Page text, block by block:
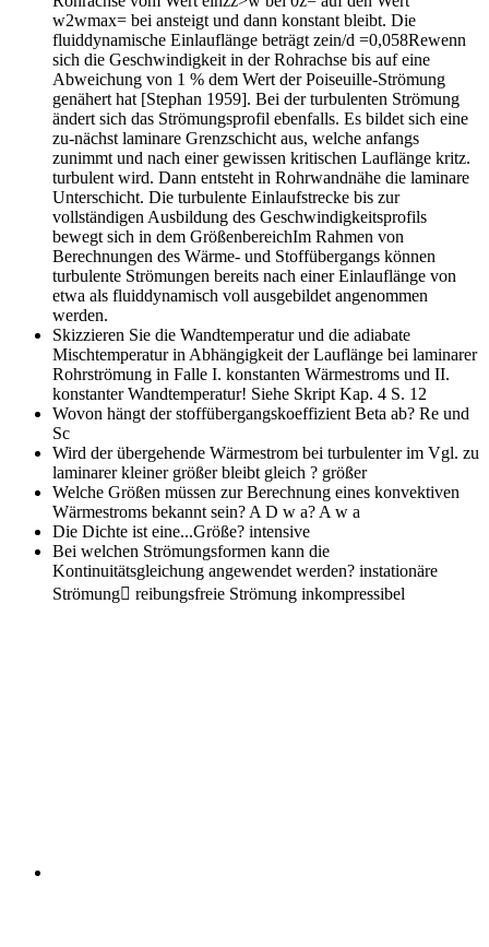
w2wmax= bei ansteigt und dann konstant bleibt. Die
fluiddynamische Einlauflänge beträgt zein/d =0,058Rewenn
sich die Geschwindigkeit in der Rohrachse bis auf eine
Abweichung von 1 % dem Wert der Poiseuille-Strömung
genähert hat [Stephan 1959]. Bei der turbulenten Strömung
ändert sich das Strömungsprofil ebenfalls. Es bildet sich eine
zu-nächst laminare Grenzschicht aus, welche anfangs
zunimmt und nach einer gewissen kritischen Lauflänge kritz.
turbulent wird. Dann entsteht in Rohrwandnähe die laminare
Unterschicht. Die turbulente Einlaufstrecke bis zur
vollständigen Ausbildung des Geschwindigkeitsprofils
bewegt sich in dem GrößenbereichIm Rahmen von
Berechnungen des Wärme- und Stoffübergangs können
turbulente Strömungen bereits nach einer Einlauflänge von
etwa als fluiddynamisch voll ausgebildet angenommen
werden.
Skizzieren Sie die Wandtemperatur und die adiabate
Mischtemperatur in Abhängigkeit der Lauflänge bei laminarer
Rohrströmung in Falle I. konstanten Wärmestroms und II.
konstanter Wandtemperatur! Siehe Skript Kap. 4 S. 12
Wovon hängt der stoffübergangskoeffizient Beta ab? Re und
Sc
Wird der übergehende Wärmestrom bei turbulenter im Vgl. zu
laminarer kleiner größer bleibt gleich ? größer
Welche Größen müssen zur Berechnung eines konvektiven
Wärmestroms bekannt sein? A D w a? A w a
Die Dichte ist eine...Größe? intensive
Bei welchen Strömungsformen kann die
Kontinuitätsgleichung angewendet werden? instationäre
Strömung􀁺 reibungsfreie Strömung inkompressibel